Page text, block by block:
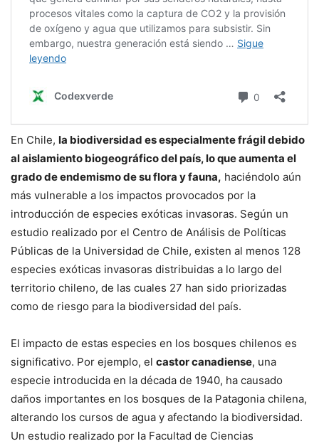
En Chile, la biodiversidad es especialmente frágil debido
al aislamiento biogeográfico del país, lo que aumenta el
grado de endemismo de su flora y fauna, haciéndolo aún
más vulnerable a los impactos provocados por la
introducción de especies exóticas invasoras. Según un
estudio realizado por el Centro de Análisis de Políticas
Públicas de la Universidad de Chile, existen al menos 128
especies exóticas invasoras distribuidas a lo largo del
territorio chileno, de las cuales 27 han sido priorizadas
como de riesgo para la biodiversidad del país.
El impacto de estas especies en los bosques chilenos es
significativo. Por ejemplo, el castor canadiense, una
especie introducida en la década de 1940, ha causado
daños importantes en los bosques de la Patagonia chilena,
alterando los cursos de agua y afectando la biodiversidad.
Un estudio realizado por la Facultad de Ciencias